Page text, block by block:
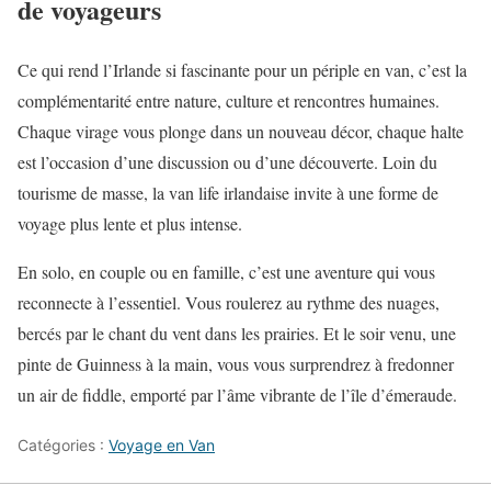
de voyageurs
Ce qui rend l’Irlande si fascinante pour un périple en van, c’est la
complémentarité entre nature, culture et rencontres humaines.
Chaque virage vous plonge dans un nouveau décor, chaque halte
est l’occasion d’une discussion ou d’une découverte. Loin du
tourisme de masse, la van life irlandaise invite à une forme de
voyage plus lente et plus intense.
En solo, en couple ou en famille, c’est une aventure qui vous
reconnecte à l’essentiel. Vous roulerez au rythme des nuages,
bercés par le chant du vent dans les prairies. Et le soir venu, une
pinte de Guinness à la main, vous vous surprendrez à fredonner
un air de fiddle, emporté par l’âme vibrante de l’île d’émeraude.
Catégories : Voyage en Van